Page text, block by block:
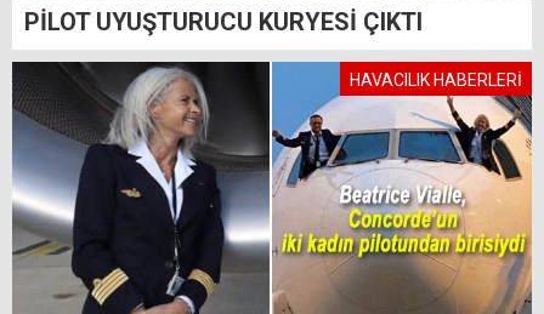
PİLOT UYUŞTURUCU KURYESİ ÇIKTI
HAVACILIK HABERLERİ